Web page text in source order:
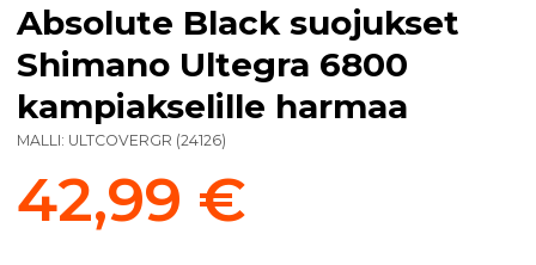
Absolute Black suojukset
Shimano Ultegra 6800
kampiakselille harmaa
MALLI: ULTCOVERGR (24126)
42,99 €